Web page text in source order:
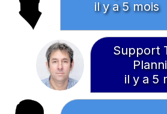
il y a 5 mois
Support
il y a 5